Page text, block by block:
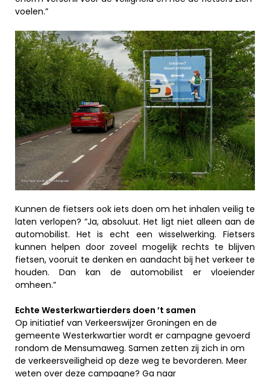
voelen.”
Kunnen de fietsers ook iets doen om het inhalen veilig te
laten verlopen? “Ja, absoluut. Het ligt niet alleen aan de
automobilist. Het is echt een wisselwerking. Fietsers
kunnen helpen door zoveel mogelijk rechts te blijven
fietsen, vooruit te denken en aandacht bij het verkeer te
houden. Dan kan de automobilist er vloeiender
omheen.”
Echte Westerkwartierders doen ’t samen
Op initiatief van Verkeerswijzer Groningen en de
gemeente Westerkwartier wordt er campagne gevoerd
rondom de Mensumaweg. Samen zetten zij zich in om
de verkeersveiligheid op deze weg te bevorderen. Meer
weten over deze campagne? Ga naar